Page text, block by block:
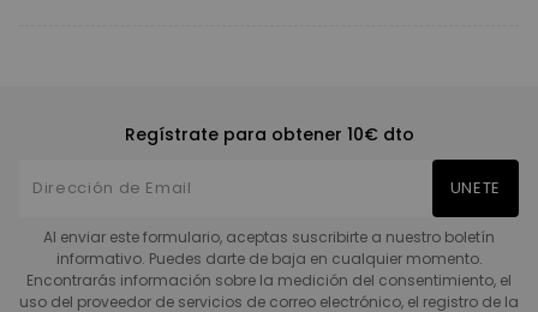
Regístrate para obtener 10€ dto
UNETE
Al enviar este formulario, aceptas suscribirte a nuestro boletín
informativo. Puedes darte de baja en cualquier momento.
Encontrarás información sobre la medición del consentimiento, el
uso del proveedor de servicios de correo electrónico, el registro de la